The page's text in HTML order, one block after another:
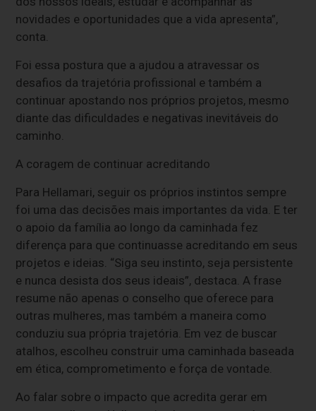
novidades e oportunidades que a vida apresenta”,
conta.
Foi essa postura que a ajudou a atravessar os
desafios da trajetória profissional e também a
continuar apostando nos próprios projetos, mesmo
diante das dificuldades e negativas inevitáveis do
caminho.
A coragem de continuar acreditando
Para Hellamari, seguir os próprios instintos sempre
foi uma das decisões mais importantes da vida. E ter
o apoio da família ao longo da caminhada fez
diferença para que continuasse acreditando em seus
projetos e ideias. “Siga seu instinto, seja persistente
e nunca desista dos seus ideais”, destaca. A frase
resume não apenas o conselho que oferece para
outras mulheres, mas também a maneira como
conduziu sua própria trajetória. Em vez de buscar
atalhos, escolheu construir uma caminhada baseada
em ética, comprometimento e força de vontade.
Ao falar sobre o impacto que acredita gerar em